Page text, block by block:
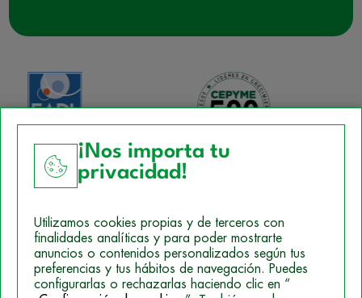
Política de Cookies
Mapa del sitio
Politica de Privacidad
¡Nos importa tu
privacidad!
Utilizamos cookies propias y de terceros con
finalidades analíticas y para poder mostrarte
anuncios o contenidos personalizados según tus
preferencias y tus hábitos de navegación. Puedes
configurarlas o rechazarlas haciendo clic en “